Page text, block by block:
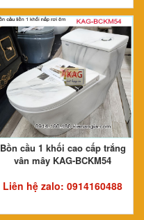
Bồn cầu 1 khối cao cấp trắng
vân mây KAG-BCKM54
Liên hệ zalo: 0914160488